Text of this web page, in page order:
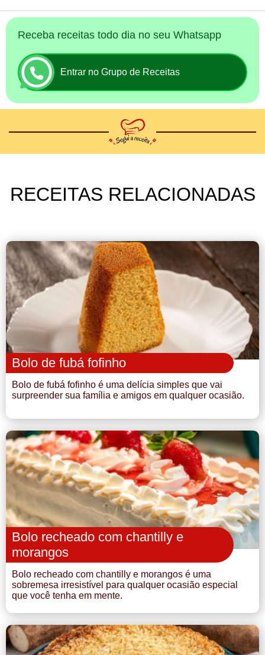
Receba receitas todo dia no seu Whatsapp
Entrar no Grupo de Receitas
RECEITAS RELACIONADAS
Bolo de fubá fofinho
Bolo de fubá fofinho é uma delícia simples que vai
surpreender sua família e amigos em qualquer ocasião.
Bolo recheado com chantilly e
morangos
Bolo recheado com chantilly e morangos é uma
sobremesa irresistível para qualquer ocasião especial
que você tenha em mente.